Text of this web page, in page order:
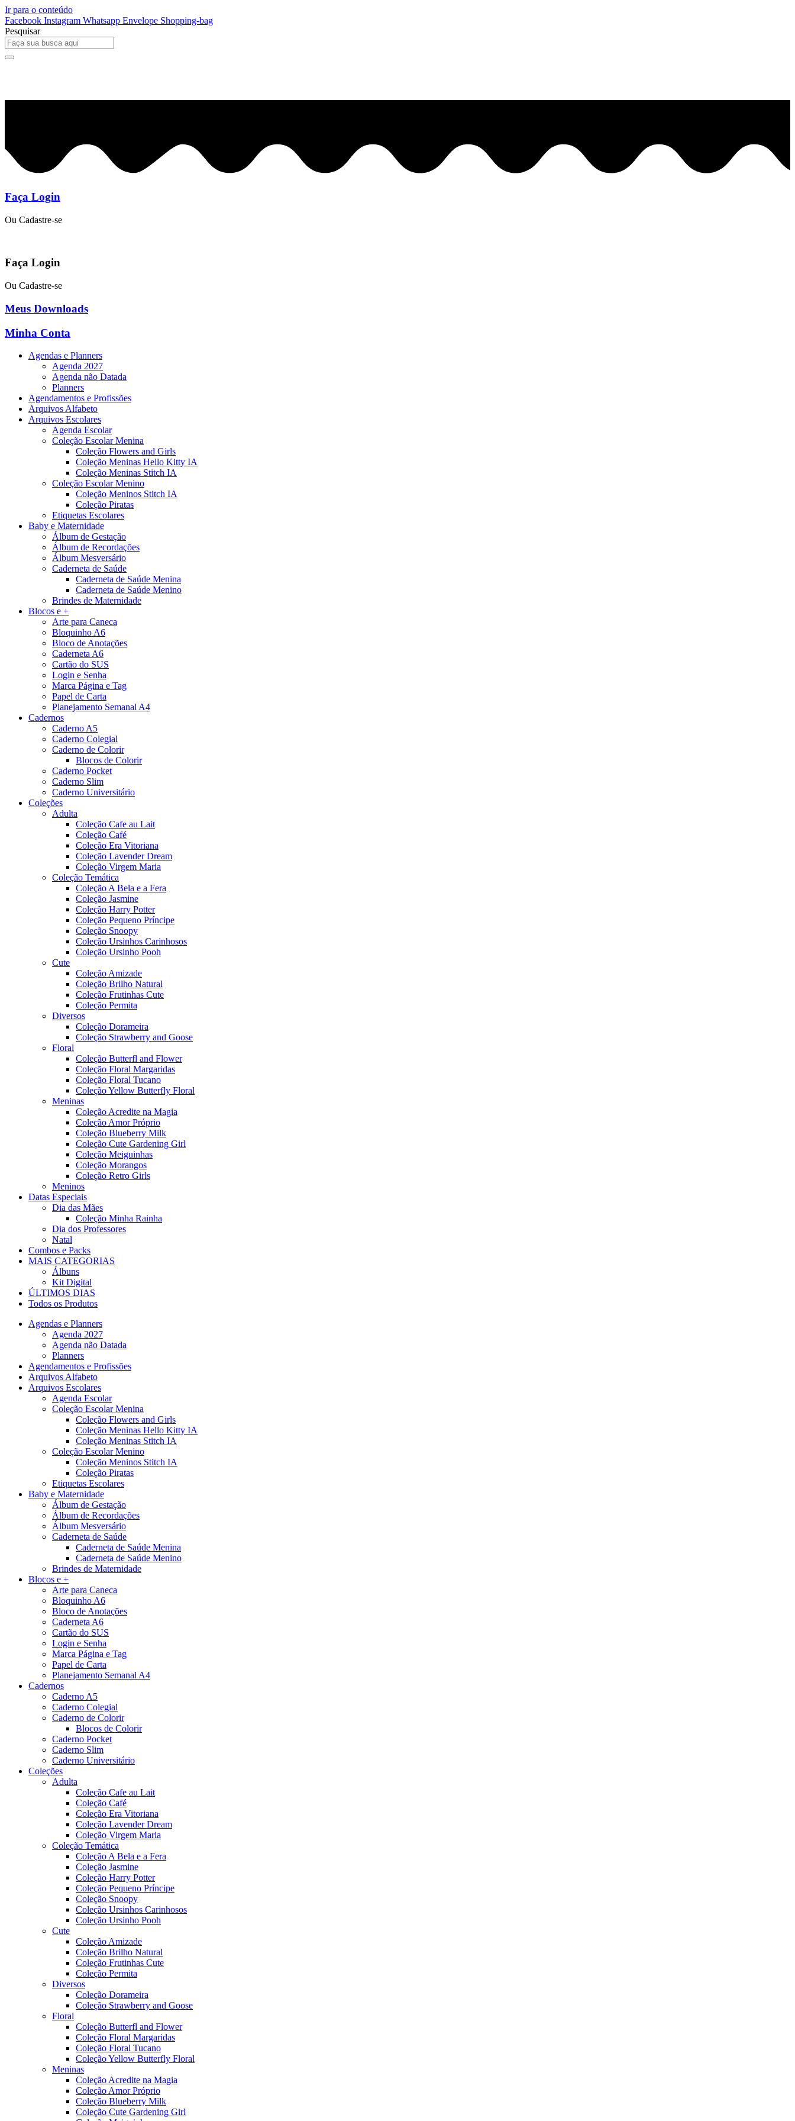
Ir para o conteúdo
Facebook Instagram Whatsapp Envelope Shopping-bag
Pesquisar
Faça Login
Ou Cadastre-se
Faça Login
Ou Cadastre-se
Meus Downloads
Minha Conta
Agendas e Planners
Agenda 2027
Agenda não Datada
Planners
Agendamentos e Profissões
Arquivos Alfabeto
Arquivos Escolares
Agenda Escolar
Coleção Escolar Menina
Coleção Flowers and Girls
Coleção Meninas Hello Kitty IA
Coleção Meninas Stitch IA
Coleção Escolar Menino
Coleção Meninos Stitch IA
Coleção Piratas
Etiquetas Escolares
Baby e Maternidade
Álbum de Gestação
Álbum de Recordações
Álbum Mesversário
Caderneta de Saúde
Caderneta de Saúde Menina
Caderneta de Saúde Menino
Brindes de Maternidade
Blocos e +
Arte para Caneca
Bloquinho A6
Bloco de Anotações
Caderneta A6
Cartão do SUS
Login e Senha
Marca Página e Tag
Papel de Carta
Planejamento Semanal A4
Cadernos
Caderno A5
Caderno Colegial
Caderno de Colorir
Blocos de Colorir
Caderno Pocket
Caderno Slim
Caderno Universitário
Coleções
Adulta
Coleção Cafe au Lait
Coleção Café
Coleção Era Vitoriana
Coleção Lavender Dream
Coleção Virgem Maria
Coleção Temática
Coleção A Bela e a Fera
Coleção Jasmine
Coleção Harry Potter
Coleção Pequeno Príncipe
Coleção Snoopy
Coleção Ursinhos Carinhosos
Coleção Ursinho Pooh
Cute
Coleção Amizade
Coleção Brilho Natural
Coleção Frutinhas Cute
Coleção Permita
Diversos
Coleção Dorameira
Coleção Strawberry and Goose
Floral
Coleção Butterfl and Flower
Coleção Floral Margaridas
Coleção Floral Tucano
Coleção Yellow Butterfly Floral
Meninas
Coleção Acredite na Magia
Coleção Amor Próprio
Coleção Blueberry Milk
Coleção Cute Gardening Girl
Coleção Meiguinhas
Coleção Morangos
Coleção Retro Girls
Meninos
Datas Especiais
Dia das Mães
Coleção Minha Rainha
Dia dos Professores
Natal
Combos e Packs
MAIS CATEGORIAS
Álbuns
Kit Digital
ÚLTIMOS DIAS
Todos os Produtos
Agendas e Planners
Agenda 2027
Agenda não Datada
Planners
Agendamentos e Profissões
Arquivos Alfabeto
Arquivos Escolares
Agenda Escolar
Coleção Escolar Menina
Coleção Flowers and Girls
Coleção Meninas Hello Kitty IA
Coleção Meninas Stitch IA
Coleção Escolar Menino
Coleção Meninos Stitch IA
Coleção Piratas
Etiquetas Escolares
Baby e Maternidade
Álbum de Gestação
Álbum de Recordações
Álbum Mesversário
Caderneta de Saúde
Caderneta de Saúde Menina
Caderneta de Saúde Menino
Brindes de Maternidade
Blocos e +
Arte para Caneca
Bloquinho A6
Bloco de Anotações
Caderneta A6
Cartão do SUS
Login e Senha
Marca Página e Tag
Papel de Carta
Planejamento Semanal A4
Cadernos
Caderno A5
Caderno Colegial
Caderno de Colorir
Blocos de Colorir
Caderno Pocket
Caderno Slim
Caderno Universitário
Coleções
Adulta
Coleção Cafe au Lait
Coleção Café
Coleção Era Vitoriana
Coleção Lavender Dream
Coleção Virgem Maria
Coleção Temática
Coleção A Bela e a Fera
Coleção Jasmine
Coleção Harry Potter
Coleção Pequeno Príncipe
Coleção Snoopy
Coleção Ursinhos Carinhosos
Coleção Ursinho Pooh
Cute
Coleção Amizade
Coleção Brilho Natural
Coleção Frutinhas Cute
Coleção Permita
Diversos
Coleção Dorameira
Coleção Strawberry and Goose
Floral
Coleção Butterfl and Flower
Coleção Floral Margaridas
Coleção Floral Tucano
Coleção Yellow Butterfly Floral
Meninas
Coleção Acredite na Magia
Coleção Amor Próprio
Coleção Blueberry Milk
Coleção Cute Gardening Girl